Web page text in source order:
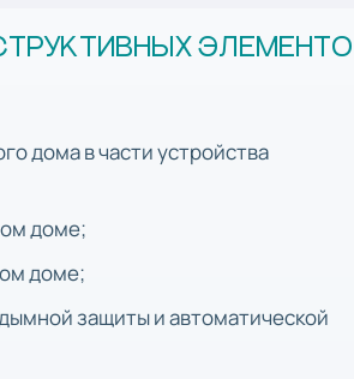
дома в части устройства
доме;
доме;
защиты и автоматической